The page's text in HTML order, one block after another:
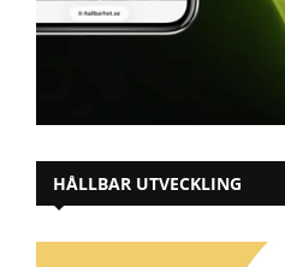
HÅLLBAR UTVECKLING